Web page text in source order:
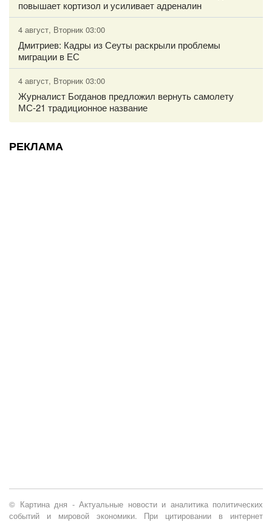
повышает кортизол и усиливает адреналин
4 август, Вторник 03:00
Дмитриев: Кадры из Сеуты раскрыли проблемы
миграции в ЕС
4 август, Вторник 03:00
Журналист Богданов предложил вернуть самолету
МС-21 традиционное название
РЕКЛАМА
© Картина дня - Актуальные новости и аналитика политических
событий и мировой экономики. При цитировании в интернет